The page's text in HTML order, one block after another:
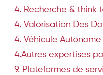
4. Recherche & think
4. Valorisation Des
4. Véhicule Autonome
4.Autres expertises
9. Plateformes de